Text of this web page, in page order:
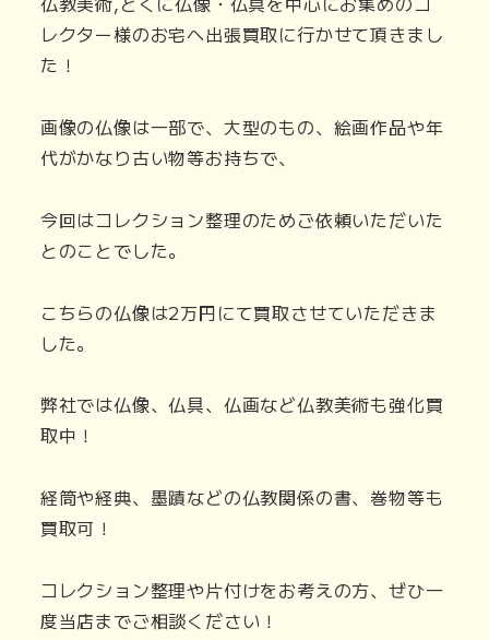
レクター様のお宅へ出張買取に行かせて頂きまし
た！
画像の仏像は一部で、大型のもの、絵画作品や年
代がかなり古い物等お持ちで、
今回はコレクション整理のためご依頼いただいた
とのことでした。
こちらの仏像は2万円にて買取させていただきま
した。
弊社では仏像、仏具、仏画など仏教美術も強化買
取中！
経筒や経典、墨蹟などの仏教関係の書、巻物等も
買取可！
コレクション整理や片付けをお考えの方、ぜひ一
度当店までご相談ください！